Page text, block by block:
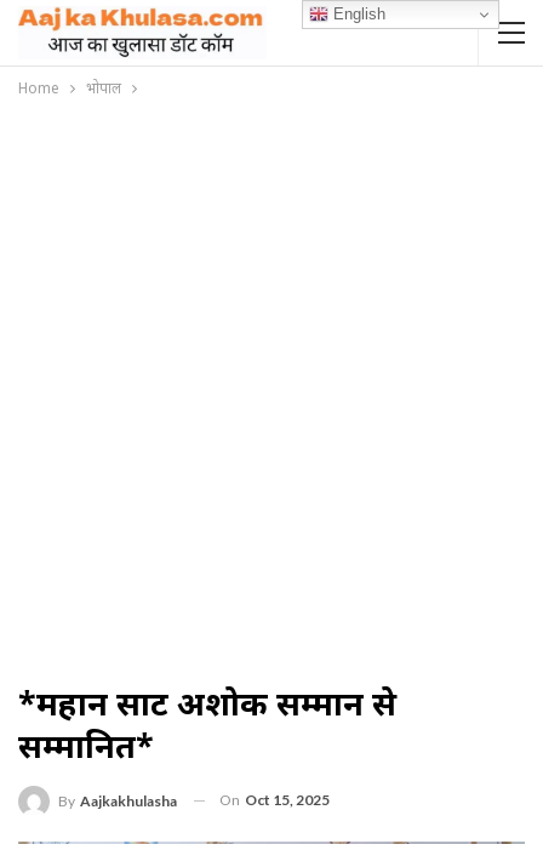
Home भोपाल
*महान सम्राट अशोक सम्मान से
सम्मानित*
By Aajkakhulasha On Oct 15, 2025
English